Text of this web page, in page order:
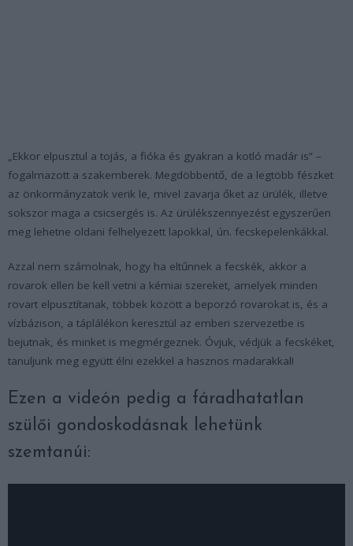
„Ekkor elpusztul a tojás, a fióka és gyakran a kotló madár is” –
fogalmazott a szakemberek. Megdöbbentő, de a legtöbb fészket
az önkormányzatok verik le, mivel zavarja őket az ürülék, illetve
sokszor maga a csicsergés is. Az ürülékszennyezést egyszerűen
meg lehetne oldani felhelyezett lapokkal, ún. fecskepelenkákkal.
Azzal nem számolnak, hogy ha eltűnnek a fecskék, akkor a
rovarok ellen be kell vetni a kémiai szereket, amelyek minden
rovart elpusztítanak, többek között a beporzó rovarokat is, és a
vízbázison, a táplálékon keresztül az emberi szervezetbe is
bejutnak, és minket is megmérgeznek. Óvjuk, védjük a fecskéket,
tanuljunk meg együtt élni ezekkel a hasznos madarakkal!
Ezen a videón pedig a fáradhatatlan
szülői gondoskodásnak lehetünk
szemtanúi: